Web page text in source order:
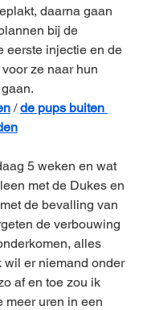
daarna gaan
bij de
eerste injectie en de
ze naar hun
/ de pups buiten
5 weken en wat
met de Dukes en
de bevalling van
de verbouwing
alles
wil er niemand onder
af en toe zou ik
meer uren in een